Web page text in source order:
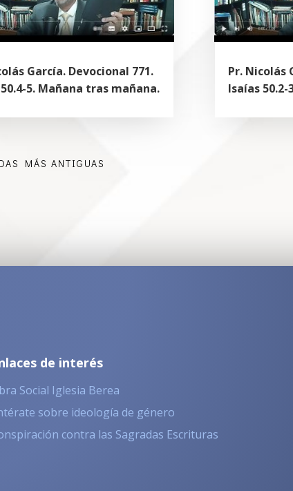
García. Devocional 771.
5. Mañana tras mañana.
Pr. Nicolás
Isaías
MÁS ANTIGUAS
de interés
Social Iglesia Berea
sobre ideología de género
contra las Sagradas Escrituras